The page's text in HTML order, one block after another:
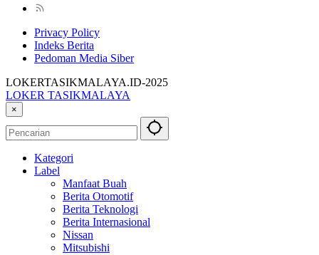
Privacy Policy
Indeks Berita
Pedoman Media Siber
LOKERTASIKMALAYA.ID-2025
LOKER TASIKMALAYA
Info
Lowongan
Kerja
Sekitarna
×
Kategori
Label
Manfaat Buah
Berita Otomotif
Berita Teknologi
Berita Internasional
Nissan
Mitsubishi